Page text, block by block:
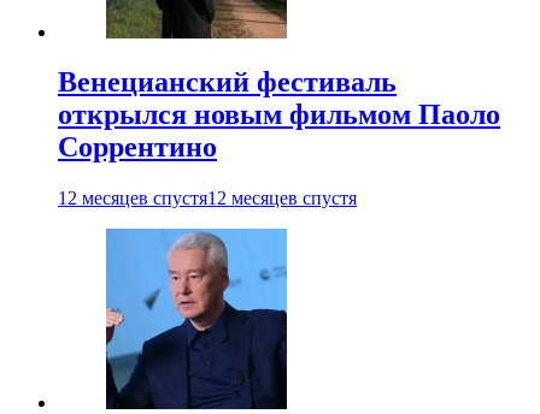
Венецианский фестиваль
открылся новым фильмом Паоло
Соррентино
12 месяцев спустя12 месяцев спустя